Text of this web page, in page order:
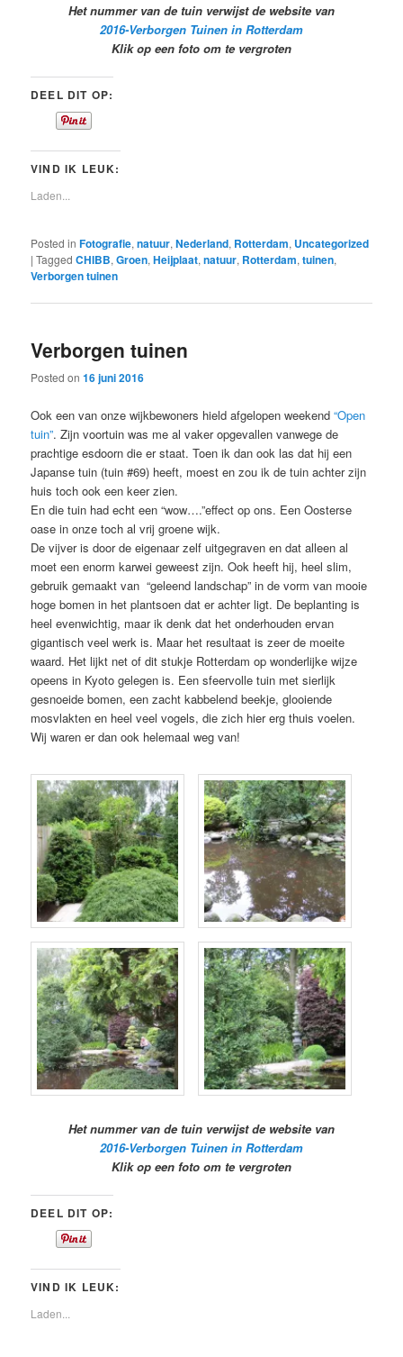
Het nummer van de tuin verwijst de website van
2016-Verborgen Tuinen in Rotterdam
Klik op een foto om te vergroten
DEEL DIT OP:
VIND IK LEUK:
Laden...
Posted in Fotografie,natuur,Nederland, Rotterdam, Uncategorized
|Tagged CHIBB,Groen,Heijplaat,natuur, Rotterdam,tuinen,
Verborgen tuinen
Verborgen tuinen
Posted on16 juni 2016
Ook een van onze wijkbewoners hield afgelopen weekend“Open
tuin”. Zijn voortuin was me al vaker opgevallen vanwege de
prachtige esdoorn die er staat. Toen ik dan ook las dat hij een
Japanse tuin (tuin #69) heeft, moest en zou ik de tuin achter zijn
huis toch ook een keer zien.
En die tuin had echt een “wow….”effect op ons. Een Oosterse
oase in onze toch al vrij groene wijk.
De vijver is door de eigenaar zelf uitgegraven en dat alleen al
moet een enorm karwei geweest zijn. Ook heeft hij, heel slim,
gebruik gemaakt van “geleend landschap” in de vorm van mooie
hoge bomen in het plantsoen dat er achter ligt. De beplanting is
heel evenwichtig, maar ik denk dat het onderhouden ervan
gigantisch veel werk is. Maar het resultaat is zeer de moeite
waard. Het lijkt net of dit stukje Rotterdam op wonderlijke wijze
opeens in Kyoto gelegen is. Een sfeervolle tuin met sierlijk
gesnoeide bomen, een zacht kabbelend beekje, glooiende
mosvlakten en heel veel vogels, die zich hier erg thuis voelen.
Wij waren er dan ook helemaal weg van!
Het nummer van de tuin verwijst de website van
2016-Verborgen Tuinen in Rotterdam
Klik op een foto om te vergroten
DEEL DIT OP:
VIND IK LEUK:
Laden...